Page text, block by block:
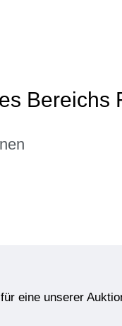
Bereichs
eine unserer